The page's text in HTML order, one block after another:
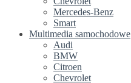
Mercedes-Benz
Smart
Multimedia samochodowe
Audi
BMW
Citroen
Chevrolet